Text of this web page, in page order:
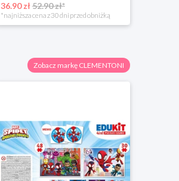
36.90 zł52.90 zł*
*najniższa cena z 30 dni przed obniżką
Zobacz markę CLEMENTONI